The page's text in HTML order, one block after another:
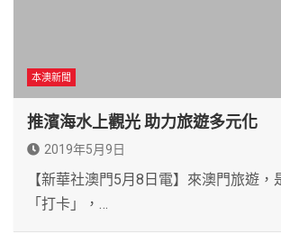
本澳新聞
推濱海水上觀光 助力旅遊多元化
2019年5月9日
【新華社澳門5月8日電】來澳門旅遊，
「打卡」，…